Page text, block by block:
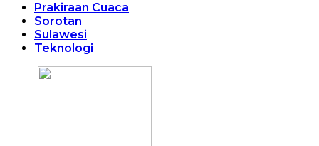
Prakiraan Cuaca
Sorotan
Sulawesi
Teknologi